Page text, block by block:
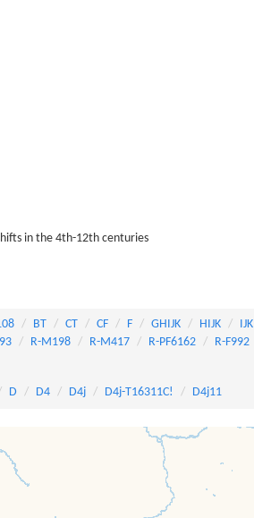
in the 4th-12th centuries
BT CT CF F GHIJK HIJK IJK
R-M198 R-M417 R-PF6162 R-F992
D D4 D4j D4j-T16311C! D4j11